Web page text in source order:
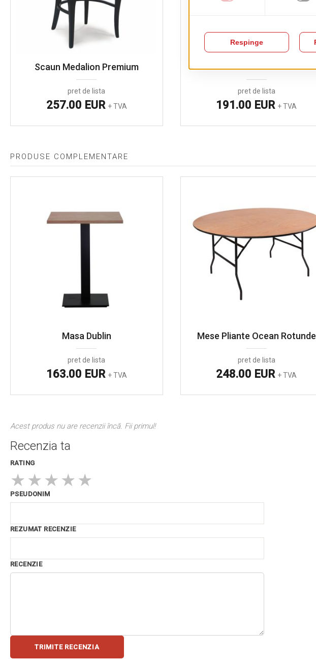
Scaun Medalion Premium
pret de lista
257.00 EUR + TVA
Scaun Dea 47 U
pret de lista
191.00 EUR + TVA
PRODUSE COMPLEMENTARE
Masa Dublin
pret de lista
163.00 EUR + TVA
Mese Pliante Ocean Rotunde
pret de lista
248.00 EUR + TVA
Acest produs nu are recenzii încă. Fii primul!
Recenzia ta
RATING
★ ★ ★ ★ ★
PSEUDONIM
REZUMAT RECENZIE
RECENZIE
TRIMITE RECENZIA